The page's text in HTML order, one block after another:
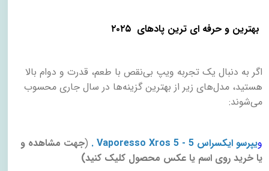
بهترین و حرفه ای ترین پادهای ۲۰۲۵
اگر به دنبال یک تجربه ویپ بی‌نقص با طعم، قدرت و دوام بالا
هستید، مدل‌های زیر از بهترین گزینه‌ها در سال جاری محسوب
می‌شوند:
ویپرسو ایکسراس 5 - Vaporesso Xros 5 .
(جهت مشاهده و
یا خرید روی اسم یا عکس محصول کلیک کنید)